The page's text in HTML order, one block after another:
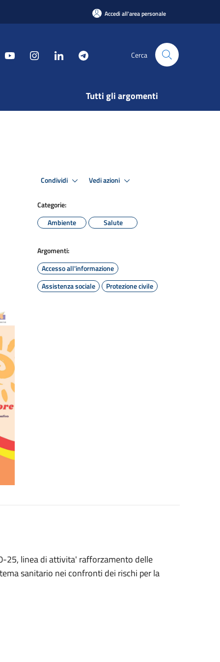
Accedi all'area personale
Cerca
Tutti gli argomenti
Condividi Vedi azioni
Categorie:
Ambiente
Salute
Argomenti:
Accesso all'informazione
Assistenza sociale
Protezione civile
25, linea di attivita' rafforzamento delle
sanitario nei confronti dei rischi per la